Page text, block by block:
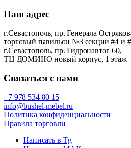
Наш адрес
г.Севастополь, пр. Генерала
торговый павильон №3 секции #4 и
г.Севастополь, пр. Гидронавтов 60,
ТЦ ДОМИНО новый корпус, 1 этаж
Связаться с нами
+7 978 534 80 15
info@bushel-mebel.ru
Политика конфиденциальности
Правила торговли
Написать в Tg